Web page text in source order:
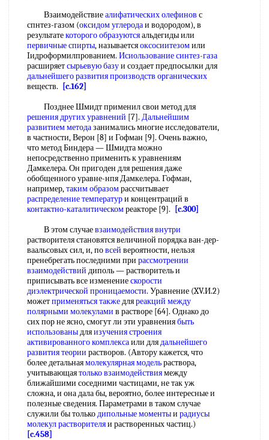
Взаимодействиеалифатических олефинов с
спнтез-газом (оксидом углеродаи водородом), в
результатекоторого образуютсяальдегиды или
первичные спирты, называетсяоксосиитезомили
Iидроформилпрованием. Исиользованиесинтез-газа
расширяетсырьевую базуи создает предпосылки для
дальнейшего развитияпроизводств органических
веществ.
[c.162]
Позднее Шмидт применил свои метод для
решения других уравнений [7]. Дальнейшим
развитием методазанимались многие исследователи,
в частности, Верон [8] и Гофман [9]. Очень важно,
что метод Биндера — Шмидта можно
непосредственно применить к уравнениям
Дамкелера. Он пригоден для решения даже
обобщенного уравне-нпя Дамкелера. Гофман,
например,таким образомрассчитывает
распределение температури концентраций в
контактно-каталитическомреакторе [9].
[c.300]
В этом случаевзаимодействия внутри
растворителя становятся величиной порядка ван-дер-
ваальсовых сил, и, повсей вероятности, нельзя
пренебрегать последними при рассмотрении
взаимодействий диполь — растворитель и
приписывать все изменениескорости
диэлектрической проницаемости. Уравнение (XV.И.2)
можетприменяться такжедляреакций между
полярными молекулами в растворе [64]. Однако до
сих пор не ясно, смогут ли эти уравнениябыть
использованыдляизучения строения
активированного комплексаили длядальнейшего
развития теории растворов. (Автору кажется, что
более детальнаямолекулярная модельраствора,
учитывающаятолько взаимодействиямежду
ближайшими соседними частицами, не так уж
сложна, и она дала бы, вероятно, более интересные и
полезные сведения. Параметрами в таком случае
служили бы толькодипольные моментыи радиусы
молекул растворителяи растворенных частиц.)
[c.458]